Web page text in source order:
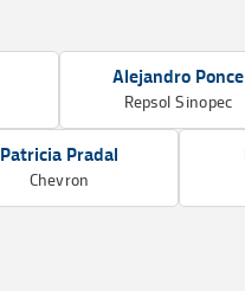
Alejandro Ponce
Repsol Sinopec
Patricia Pradal
Chevron